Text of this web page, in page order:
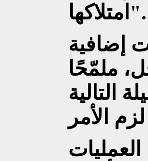
امتلاكها".
إضافية
ملمّحًا
التالية